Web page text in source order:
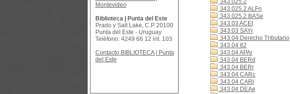
343.025.2
343.025.2 ALFn
343.025.2 BASe
343.03 ACEt
343.03 SAYr
343.04 Derecho Tributario
343.04 82
343.04 APAr
343.04 BERd
343.04 BERr
343.04 CARc
343.04 CARl
343.04 DEAe
Montevideo
Biblioteca | Punta del Este
Prado y Salt Lake, C.P 20100
Punta del Este - Uruguay
Teléfono: 4249 66 12 int. 103
Contacto BIBLIOTECA | Punta
del Este